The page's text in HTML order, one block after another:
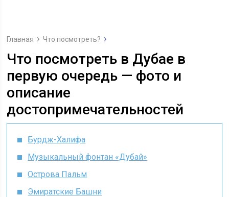
Главная Что посмотреть?
Что посмотреть в Дубае в
первую очередь — фото и
описание
достопримечательностей
Бурдж-Халифа
Музыкальный фонтан «Дубай»
Острова Пальм
Эмиратские Башни